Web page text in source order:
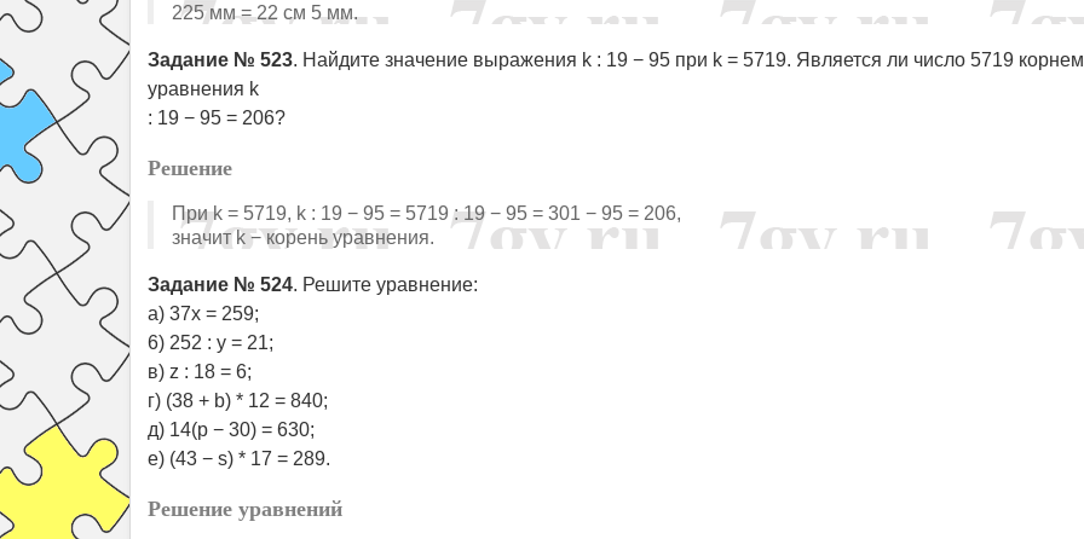
225 мм = 22 см 5 мм.
Задание № 523. Найдите значение выражения k : 19 − 95 при k = 5719. Является ли число 5719 корнем
уравнения k
: 19 − 95 = 206?
Решение
При k = 5719, k : 19 − 95 = 5719 : 19 − 95 = 301 − 95 = 206,
значит k − корень уравнения.
Задание № 524. Решите уравнение:
а) 37x = 259;
6) 252 : y = 21;
в) z : 18 = 6;
г) (38 + b) * 12 = 840;
д) 14(р − 30) = 630;
е) (43 − s) * 17 = 289.
Решение уравнений